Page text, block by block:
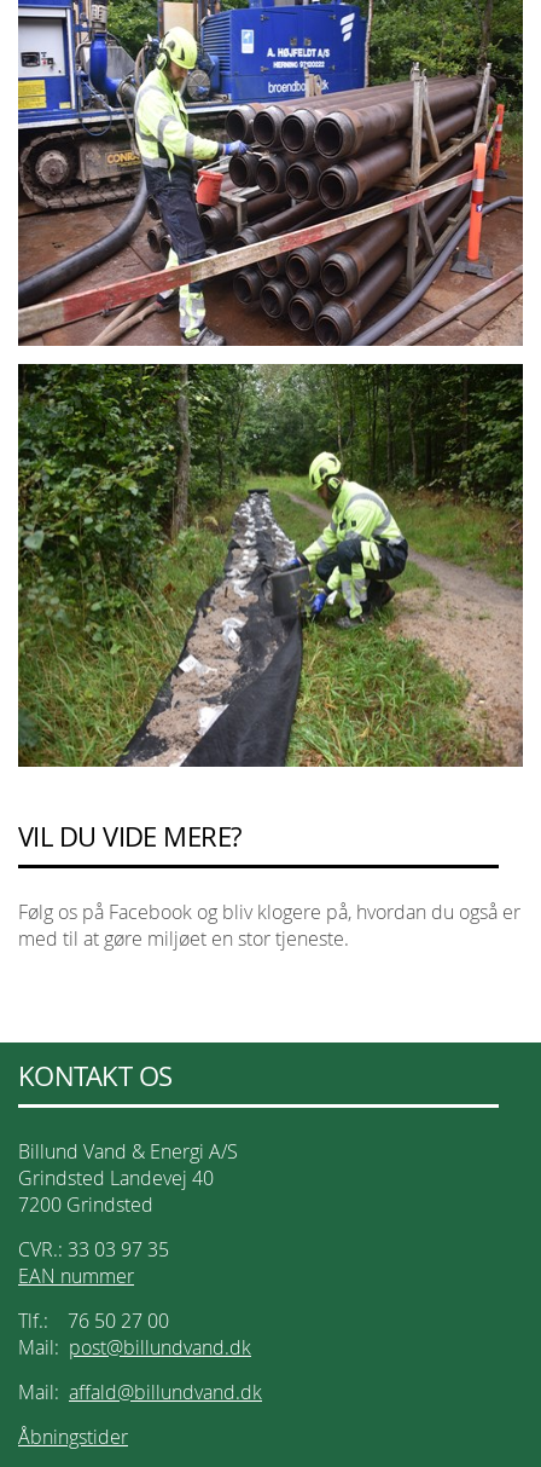
VIL DU VIDE MERE?
Følg os på Facebook og bliv klogere på, hvordan du også er
med til at gøre miljøet en stor tjeneste.
KONTAKT OS
Billund Vand & Energi A/S
Grindsted Landevej 40
7200 Grindsted
CVR.: 33 03 97 35
EAN nummer
Tlf.: 76 50 27 00
Mail: post@billundvand.dk
Mail: affald@billundvand.dk
Åbningstider